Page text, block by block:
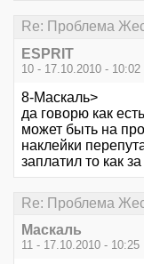
Re: Проблема
ESPRIT
10 - 17.10.2010 - 10:02
8-Маскаль>
да говорю как
может быть на
наклейки
заплатил то как
Re: Проблема
Маскаль
11 - 17.10.2010 - 10:25